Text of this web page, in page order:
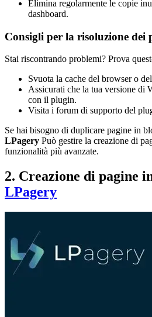
Elimina regolarmente le copie
dashboard.
Consigli per la risoluzione dei
Stai riscontrando problemi? Prova
Svuota la cache del browser o
Assicurati che la tua versione di
con il plugin.
Visita i forum di supporto del
Se hai bisogno di duplicare pagine in
LPagery Può gestire la creazione di
funzionalità più avanzate.
2. Creazione di pagine
LPagery